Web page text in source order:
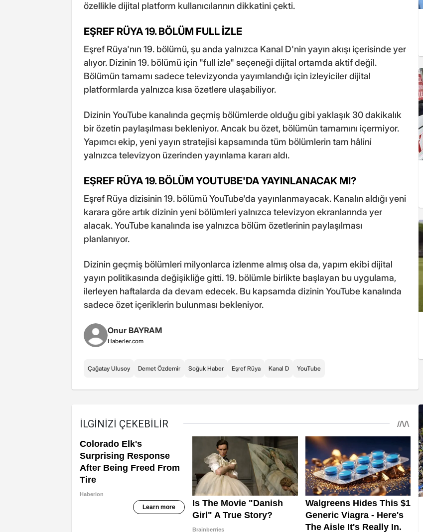
özellikle dijital platform kullanıcılarının dikkatini çekti.
EŞREF RÜYA 19. BÖLÜM FULL İZLE
Eşref Rüya'nın 19. bölümü, şu anda yalnızca Kanal D'nin yayın akışı içerisinde yer
alıyor. Dizinin 19. bölümü için "full izle" seçeneği dijital ortamda aktif değil.
Bölümün tamamı sadece televizyonda yayımlandığı için izleyiciler dijital
platformlarda yalnızca kısa özetlere ulaşabiliyor.
Dizinin YouTube kanalında geçmiş bölümlerde olduğu gibi yaklaşık 30 dakikalık
bir özetin paylaşılması bekleniyor. Ancak bu özet, bölümün tamamını içermiyor.
Yapımcı ekip, yeni yayın stratejisi kapsamında tüm bölümlerin tam hâlini
yalnızca televizyon üzerinden yayınlama kararı aldı.
EŞREF RÜYA 19. BÖLÜM YOUTUBE'DA YAYINLANACAK MI?
Eşref Rüya dizisinin 19. bölümü YouTube'da yayınlanmayacak. Kanalın aldığı yeni
karara göre artık dizinin yeni bölümleri yalnızca televizyon ekranlarında yer
alacak. YouTube kanalında ise yalnızca bölüm özetlerinin paylaşılması
planlanıyor.
Dizinin geçmiş bölümleri milyonlarca izlenme almış olsa da, yapım ekibi dijital
yayın politikasında değişikliğe gitti. 19. bölümle birlikte başlayan bu uygulama,
ilerleyen haftalarda da devam edecek. Bu kapsamda dizinin YouTube kanalında
sadece özet içeriklerin bulunması bekleniyor.
Onur BAYRAM
Haberler.com
Çağatay Ulusoy Demet Özdemir Soğuk Haber Eşref Rüya Kanal D YouTube